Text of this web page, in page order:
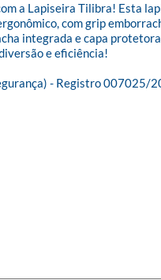
a Lapiseira Tilibra! Esta
com grip
integrada e capa
e eficiência!
- Registro 007025/